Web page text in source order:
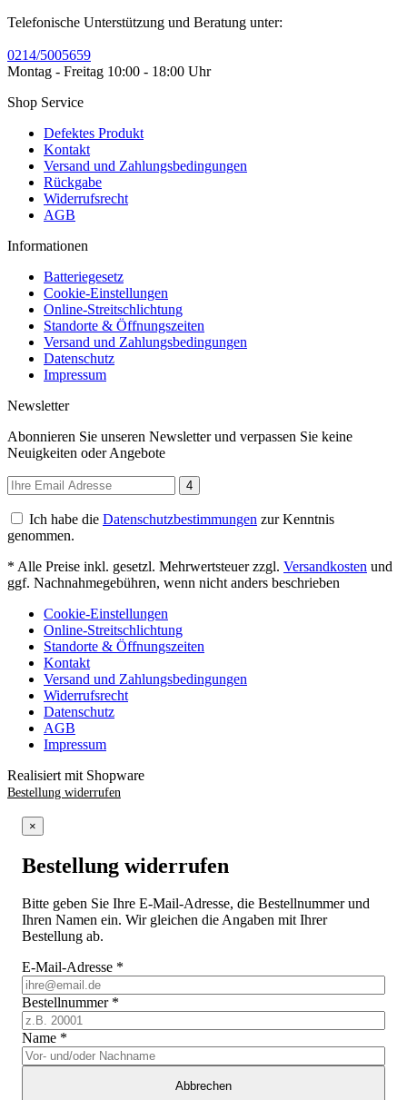
Telefonische Unterstützung und Beratung unter:
0214/5005659
Montag - Freitag 10:00 - 18:00 Uhr
Shop Service
Defektes Produkt
Kontakt
Versand und Zahlungsbedingungen
Rückgabe
Widerrufsrecht
AGB
Informationen
Batteriegesetz
Cookie-Einstellungen
Online-Streitschlichtung
Standorte & Öffnungszeiten
Versand und Zahlungsbedingungen
Datenschutz
Impressum
Newsletter
Abonnieren Sie unseren Newsletter und verpassen Sie keine
Neuigkeiten oder Angebote
4
Ich habe die Datenschutzbestimmungen zur Kenntnis
genommen.
* Alle Preise inkl. gesetzl. Mehrwertsteuer zzgl. Versandkosten und
ggf. Nachnahmegebühren, wenn nicht anders beschrieben
Cookie-Einstellungen
Online-Streitschlichtung
Standorte & Öffnungszeiten
Kontakt
Versand und Zahlungsbedingungen
Widerrufsrecht
Datenschutz
AGB
Impressum
Realisiert mit Shopware
Bestellung widerrufen
×
Bestellung widerrufen
Bitte geben Sie Ihre E-Mail-Adresse, die Bestellnummer und
Ihren Namen ein. Wir gleichen die Angaben mit Ihrer
Bestellung ab.
E-Mail-Adresse *
Bestellnummer *
Name *
Abbrechen